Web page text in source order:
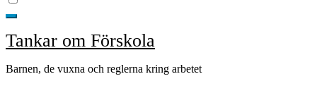
Tankar om Förskola
Barnen, de vuxna och reglerna kring arbetet